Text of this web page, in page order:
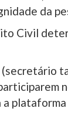
da
Civil
a